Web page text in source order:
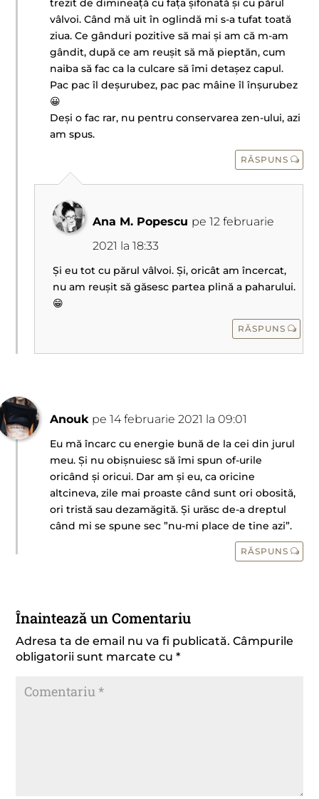
trezit de dimineață cu fața șifonată și cu părul
vâlvoi. Când mă uit în oglindă mi s-a tufat toată
ziua. Ce gânduri pozitive să mai și am că m-am
gândit, după ce am reușit să mă pieptăn, cum
naiba să fac ca la culcare să îmi detașez capul.
Pac pac îl deșurubez, pac pac mâine îl înșurubez
😀
Deși o fac rar, nu pentru conservarea zen-ului, azi
am spus.
RĂSPUNS
Ana M. Popescu pe 12 februarie
2021 la 18:33
Și eu tot cu părul vâlvoi. Și, oricât am încercat,
nu am reușit să găsesc partea plină a paharului.
😁
RĂSPUNS
Anouk pe 14 februarie 2021 la 09:01
Eu mă încarc cu energie bună de la cei din jurul
meu. Și nu obișnuiesc să îmi spun of-urile
oricând și oricui. Dar am și eu, ca oricine
altcineva, zile mai proaste când sunt ori obosită,
ori tristă sau dezamăgită. Și urăsc de-a dreptul
când mi se spune sec ”nu-mi place de tine azi”.
RĂSPUNS
Înaintează un Comentariu
Adresa ta de email nu va fi publicată. Câmpurile
obligatorii sunt marcate cu*